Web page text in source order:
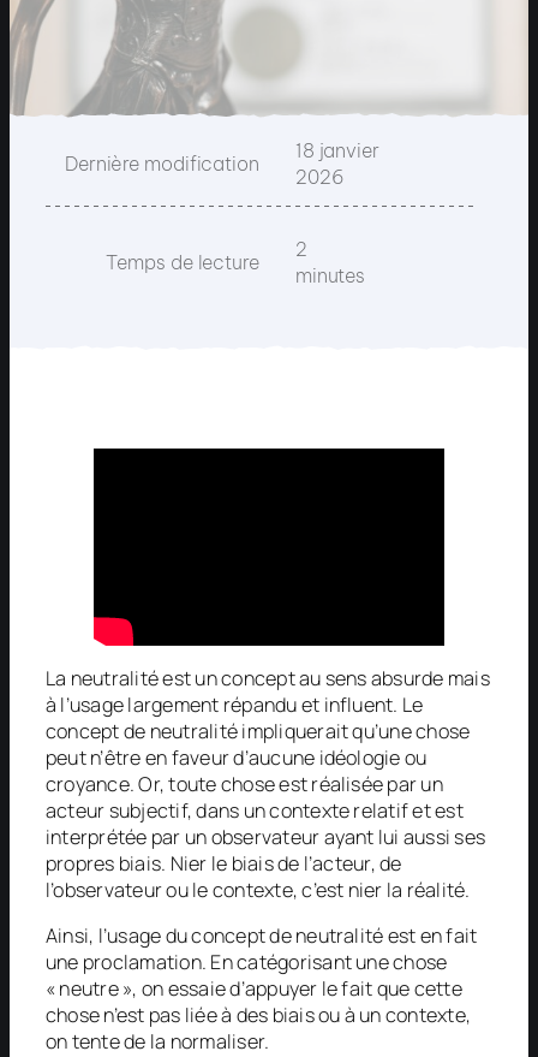
Dernière modification
18 janvier
2026
Temps de lecture
2
minutes
La neutralité est un concept au sens absurde mais
à l’usage largement répandu et influent. Le
concept de neutralité impliquerait qu’une chose
peut n’être en faveur d’aucune idéologie ou
croyance. Or, toute chose est réalisée par un
acteur subjectif, dans un contexte relatif et est
interprétée par un observateur ayant lui aussi ses
propres biais. Nier le biais de l’acteur, de
l’observateur ou le contexte, c’est nier la réalité.
Ainsi, l’usage du concept de neutralité est en fait
une proclamation. En catégorisant une chose
« neutre », on essaie d’appuyer le fait que cette
chose n’est pas liée à des biais ou à un contexte,
on tente de la normaliser.